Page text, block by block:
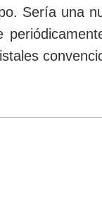
Sería una